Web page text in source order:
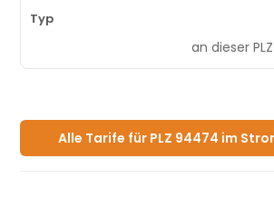
an dieser
Alle Tarife für PLZ 94474 im